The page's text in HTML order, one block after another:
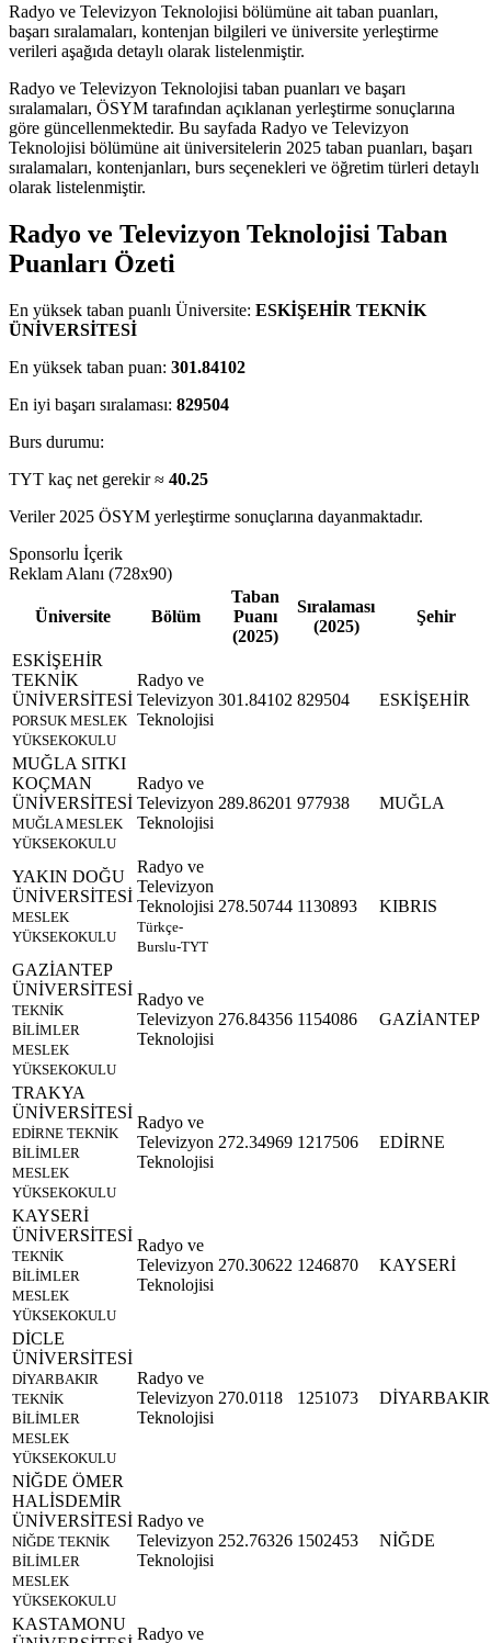
Radyo ve Televizyon Teknolojisi bölümüne ait taban puanları,
başarı sıralamaları, kontenjan bilgileri ve üniversite yerleştirme
verileri aşağıda detaylı olarak listelenmiştir.
Radyo ve Televizyon Teknolojisi taban puanları ve başarı
sıralamaları, ÖSYM tarafından açıklanan yerleştirme sonuçlarına
göre güncellenmektedir. Bu sayfada Radyo ve Televizyon
Teknolojisi bölümüne ait üniversitelerin 2025 taban puanları, başarı
sıralamaları, kontenjanları, burs seçenekleri ve öğretim türleri detaylı
olarak listelenmiştir.
Radyo ve Televizyon Teknolojisi Taban
Puanları Özeti
En yüksek taban puanlı Üniversite: ESKİŞEHİR TEKNİK
ÜNİVERSİTESİ
En yüksek taban puan: 301.84102
En iyi başarı sıralaması: 829504
Burs durumu:
TYT kaç net gerekir ≈ 40.25
Veriler 2025 ÖSYM yerleştirme sonuçlarına dayanmaktadır.
Sponsorlu İçerik
Reklam Alanı (728x90)
Üniversite Bölüm
Taban
Puanı
(2025)
Sıralaması
(2025)
Şehir
ESKİŞEHİR
TEKNİK
ÜNİVERSİTESİ
PORSUK MESLEK
YÜKSEKOKULU
Radyo ve
Televizyon
Teknolojisi
301.84102 829504 ESKİŞEHİR
MUĞLA SITKI
KOÇMAN
ÜNİVERSİTESİ
MUĞLA MESLEK
YÜKSEKOKULU
Radyo ve
Televizyon
Teknolojisi
289.86201 977938 MUĞLA
YAKIN DOĞU
ÜNİVERSİTESİ
MESLEK
YÜKSEKOKULU
Radyo ve
Televizyon
Teknolojisi
Türkçe-
Burslu-TYT
278.50744 1130893 KIBRIS
GAZİANTEP
ÜNİVERSİTESİ
TEKNİK
BİLİMLER
MESLEK
YÜKSEKOKULU
Radyo ve
Televizyon
Teknolojisi
276.84356 1154086 GAZİANTEP
TRAKYA
ÜNİVERSİTESİ
EDİRNE TEKNİK
BİLİMLER
MESLEK
YÜKSEKOKULU
Radyo ve
Televizyon
Teknolojisi
272.34969 1217506 EDİRNE
KAYSERİ
ÜNİVERSİTESİ
TEKNİK
BİLİMLER
MESLEK
YÜKSEKOKULU
Radyo ve
Televizyon
Teknolojisi
270.30622 1246870 KAYSERİ
DİCLE
ÜNİVERSİTESİ
DİYARBAKIR
TEKNİK
BİLİMLER
MESLEK
YÜKSEKOKULU
Radyo ve
Televizyon
Teknolojisi
270.0118 1251073 DİYARBAKIR
NİĞDE ÖMER
HALİSDEMİR
ÜNİVERSİTESİ
NİĞDE TEKNİK
BİLİMLER
MESLEK
YÜKSEKOKULU
Radyo ve
Televizyon
Teknolojisi
252.76326 1502453 NİĞDE
KASTAMONU
Radyo ve